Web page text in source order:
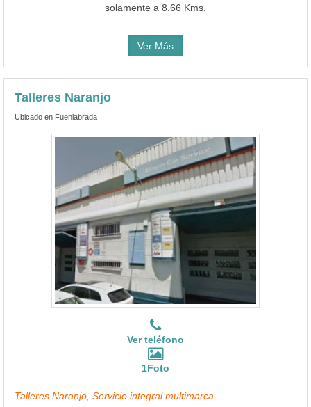
solamente a 8.66 Kms.
Ver Más
Talleres Naranjo
Ubicado en Fuenlabrada
Ver teléfono
1Foto
Talleres Naranjo, Servicio integral multimarca